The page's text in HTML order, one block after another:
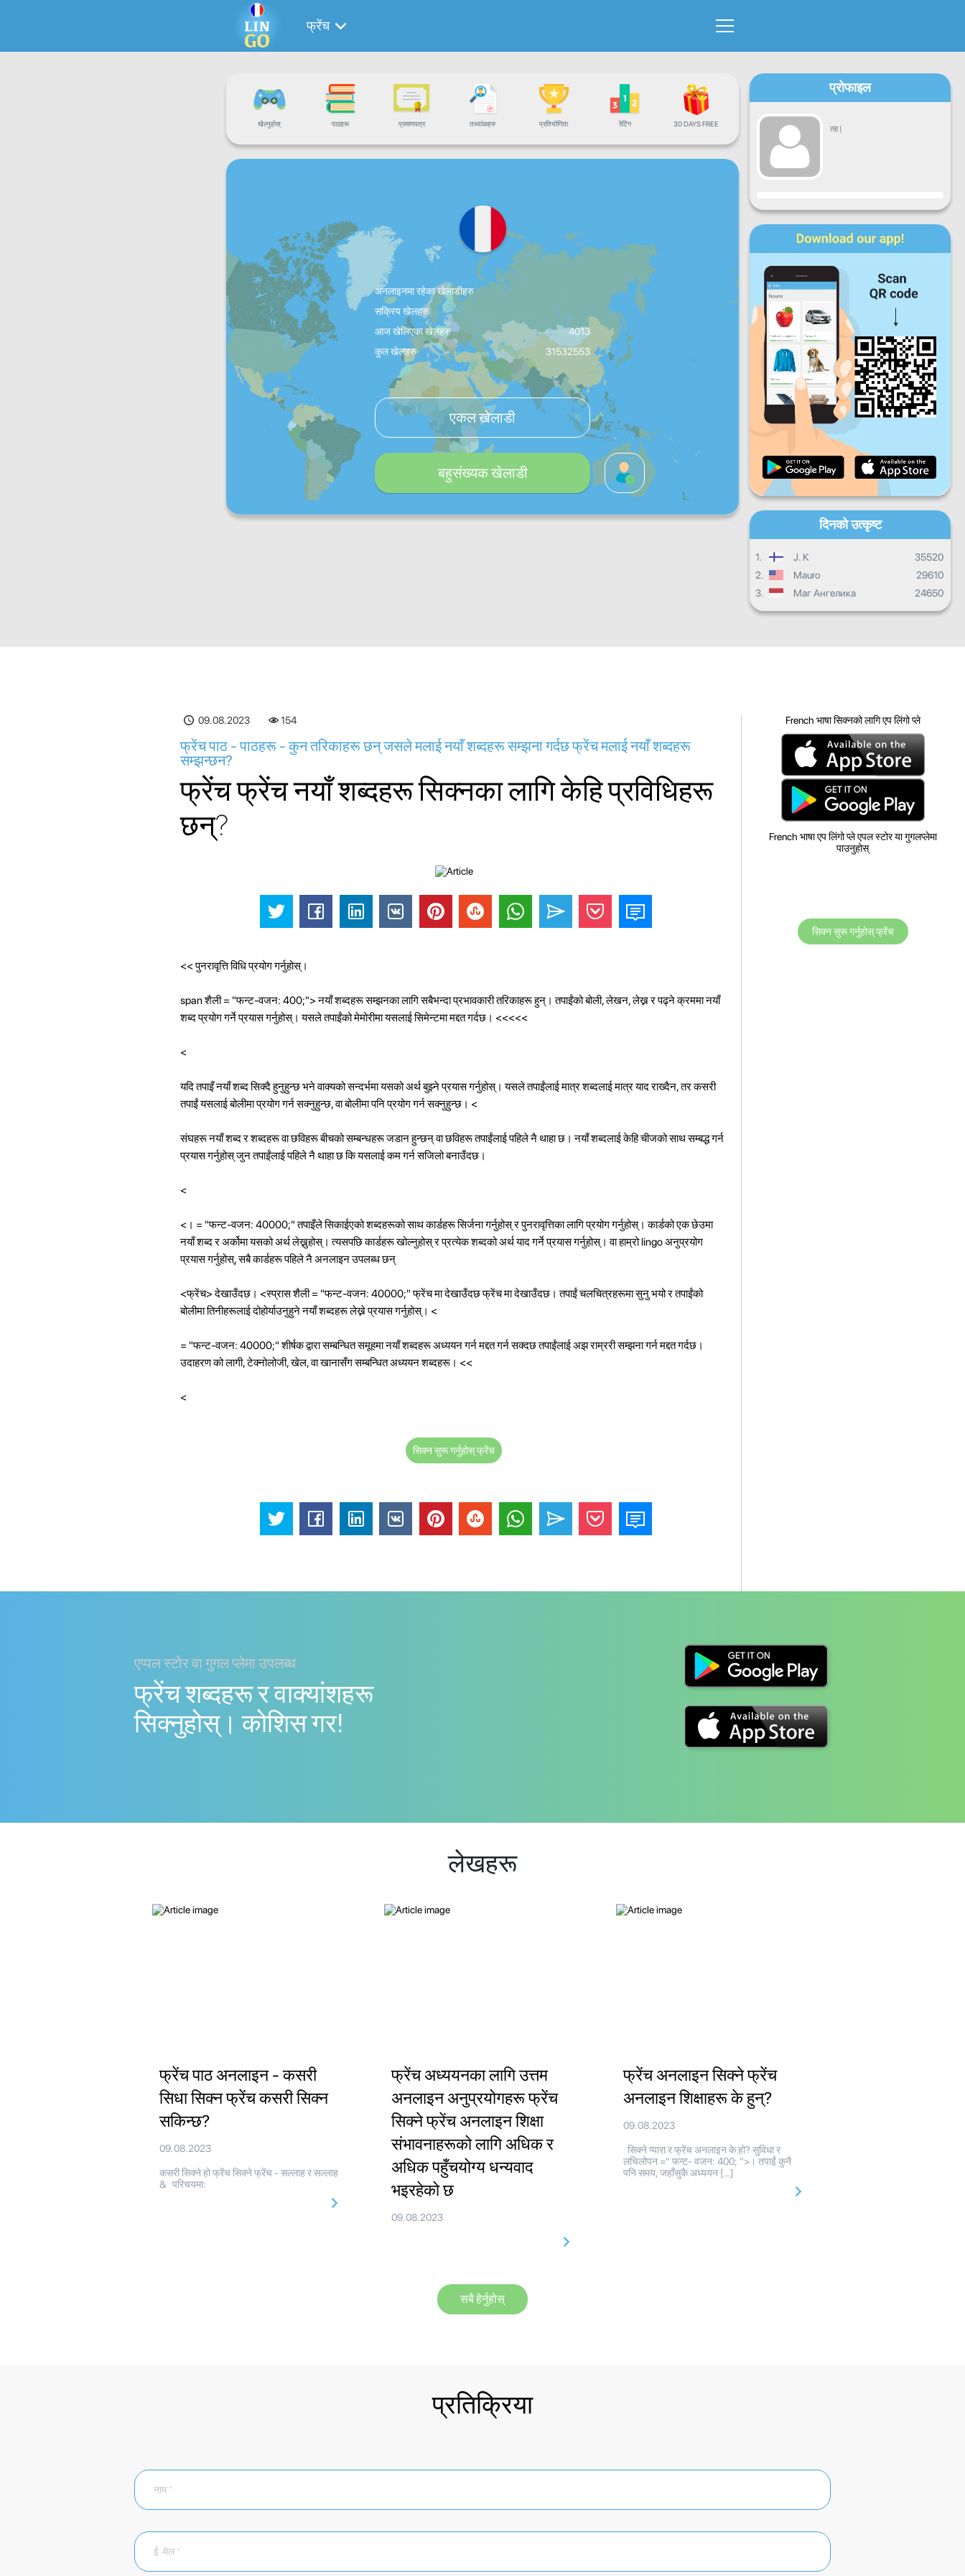
फ्रेंच
खेल्नुहोस् पाठहरू प्रमाणपत्र तथ्यांकहरु प्रतियोगिता रेटिंग 30 DAYS FREE
अनलाइनमा रहेका खेलाडीहरु
सक्रिय खेलहरु
आज खेलिएका खेलहरु
4013
कुल खेलहरु
31532553
एकल खेलाडी
बहुसंख्यक खेलाडी
प्रोफाइल
तह|
प्रगति
सोमबार बुधबार बिहिबार
शनिबार आइतबार
दैनिक प्रगति
मासिक प्रगति
समग्र प्रगति
दिनको उत्कृष्ट
1. J. K
35520
2.
Mauro
29610
3.
Маг Ангелика 24650
09.08.2023 154
फ्रेंच पाठ - पाठहरू - कुन तरिकाहरू छन् जसले मलाई नयाँ शब्दहरू सम्झना गर्दछ फ्रेंच मलाई नयाँ शब्दहरू
सम्झन्छन?
फ्रेंच फ्रेंच नयाँ शब्दहरू सिक्नका लागि केहि प्रविधिहरू
छन्?
<< पुनरावृत्ति विधि प्रयोग गर्नुहोस्।
span शैली = "फन्ट-वजन: 400;"> नयाँ शब्दहरू सम्झनका लागि सबैभन्दा प्रभावकारी तरिकाहरू हुन्। तपाईंको बोली, लेखन, लेख्न र पढ्ने क्रममा नयाँ
शब्द प्रयोग गर्ने प्रयास गर्नुहोस्। यसले तपाईंको मेमोरीमा यसलाई सिमेन्टमा मद्दत गर्दछ। <<<<<
<
यदि तपाइँ नयाँ शब्द सिक्दै हुनुहुन्छ भने वाक्यको सन्दर्भमा यसको अर्थ बुझ्ने प्रयास गर्नुहोस्। यसले तपाईंलाई मात्र शब्दलाई मात्र याद राख्दैन, तर कसरी
तपाईं यसलाई बोलीमा प्रयोग गर्न सक्नुहुन्छ, वा बोलीमा पनि प्रयोग गर्न सक्नुहुन्छ। <
संघहरू नयाँ शब्द र शब्दहरू वा छविहरू बीचको सम्बन्धहरू जडान हुन्छन् वा छविहरू तपाईंलाई पहिले नै थाहा छ। नयाँ शब्दलाई केहि चीजको साथ सम्बद्ध गर्न
प्रयास गर्नुहोस् जुन तपाईंलाई पहिले नै थाहा छ कि यसलाई कम गर्न सजिलो बनाउँदछ।
<
<। = "फन्ट-वजन: 40000;" तपाइँले सिकाईएको शब्दहरूको साथ कार्डहरू सिर्जना गर्नुहोस् र पुनरावृत्तिका लागि प्रयोग गर्नुहोस्। कार्डको एक छेउमा
नयाँ शब्द र अर्कोमा यसको अर्थ लेख्नुहोस्। त्यसपछि कार्डहरू खोल्नुहोस् र प्रत्येक शब्दको अर्थ याद गर्ने प्रयास गर्नुहोस्। वा हाम्रो lingo अनुप्रयोग
प्रयास गर्नुहोस्, सबै कार्डहरू पहिले नै अनलाइन उपलब्ध छन्
<फ्रेंच>देखाउँदछ। <स्प्रास शैली = "फन्ट-वजन: 40000;" फ्रेंच मा देखाउँदछ फ्रेंच मा देखाउँदछ। तपाईं चलचित्रहरूमा सुनु भयो र तपाईंको
बोलीमा तिनीहरूलाई दोहोर्याउनुहुने नयाँ शब्दहरू लेख्ने प्रयास गर्नुहोस्। <
= "फन्ट-वजन: 40000;" शीर्षक द्वारा सम्बन्धित समूहमा नयाँ शब्दहरू अध्ययन गर्न मद्दत गर्न सक्दछ तपाईंलाई अझ राम्ररी सम्झना गर्न मद्दत गर्दछ।
उदाहरण को लागी, टेक्नोलोजी, खेल, वा खानासँग सम्बन्धित अध्ययन शब्दहरू। <<
<
सिक्न सुरू गर्नुहोस् फ्रेंच
French भाषा सिक्नको लागि एप लिंगो प्ले
French भाषा एप लिंगो प्ले एपल स्टोर या गुगलप्लेमा
पाउनुहोस्
सिक्न सुरू गर्नुहोस् फ्रेंच
एप्पल स्टोर वा गुगल प्लेमा उपलब्ध
फ्रेंच शब्दहरू र वाक्यांशहरू
सिक्नुहोस्। काेशिस गर!
लेखहरू
फ्रेंच पाठ अनलाइन - कसरी
सिधा सिक्न फ्रेंच कसरी सिक्न
सकिन्छ?
09.08.2023
कसरी सिक्ने हो फ्रेंच सिक्ने फ्रेंच - सल्लाह र सल्लाह
& परिचयमा:
फ्रेंच अध्ययनका लागि उत्तम
अनलाइन अनुप्रयोगहरू फ्रेंच
सिक्ने फ्रेंच अनलाइन शिक्षा
संभावनाहरूको लागि अधिक र
अधिक पहुँचयोग्य धन्यवाद
भइरहेको छ
09.08.2023
फ्रेंच अनलाइन सिक्ने फ्रेंच
अनलाइन शिक्षाहरू के हुन्?
09.08.2023
सिक्ने प्यारा र फ्रेंच अनलाइन के हो? सुविधा र
लचिलोपन =" फन्ट- वजन: 400; ">। तपाईं कुनै
पनि समय, जहाँसुकै अध्ययन […]
सबै हेर्नुहोस्
प्रतिक्रिया